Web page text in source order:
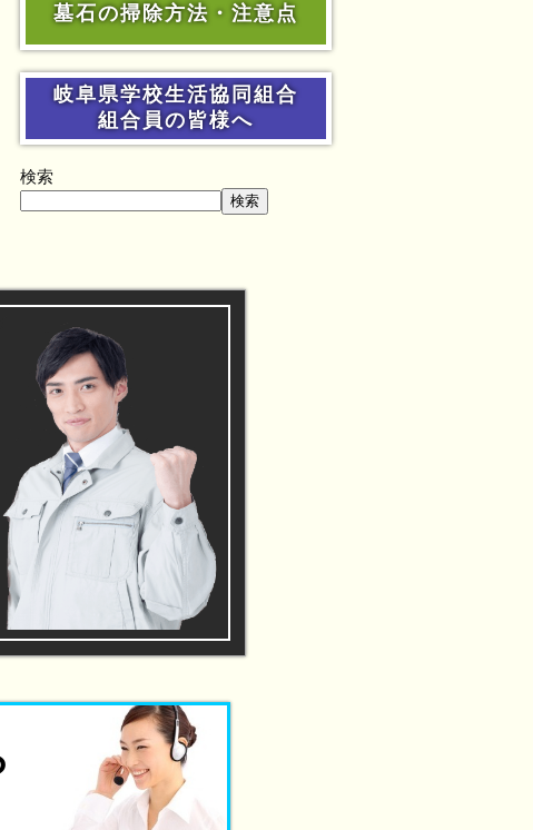
墓石の掃除方法・注意点
岐阜県学校生活協同組合
組合員の皆様へ
検索
検索